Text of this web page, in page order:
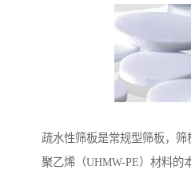
疏水性筛板是常规型筛板，
聚乙烯（UHMW-PE）材料的